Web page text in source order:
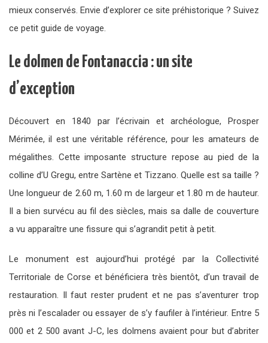
mieux conservés. Envie d’explorer ce site préhistorique ? Suivez
ce petit guide de voyage.
Le dolmen de Fontanaccia : un site
d’exception
Découvert en 1840 par l’écrivain et archéologue, Prosper
Mérimée, il est une véritable référence, pour les amateurs de
mégalithes. Cette imposante structure repose au pied de la
colline d’U Gregu, entre Sartène et Tizzano. Quelle est sa taille ?
Une longueur de 2.60 m, 1.60 m de largeur et 1.80 m de hauteur.
Il a bien survécu au fil des siècles, mais sa dalle de couverture
a vu apparaître une fissure qui s’agrandit petit à petit.
Le monument est aujourd’hui protégé par la Collectivité
Territoriale de Corse et bénéficiera très bientôt, d’un travail de
restauration. Il faut rester prudent et ne pas s’aventurer trop
près ni l’escalader ou essayer de s’y faufiler à l’intérieur. Entre 5
000 et 2 500 avant J-C, les dolmens avaient pour but d’abriter